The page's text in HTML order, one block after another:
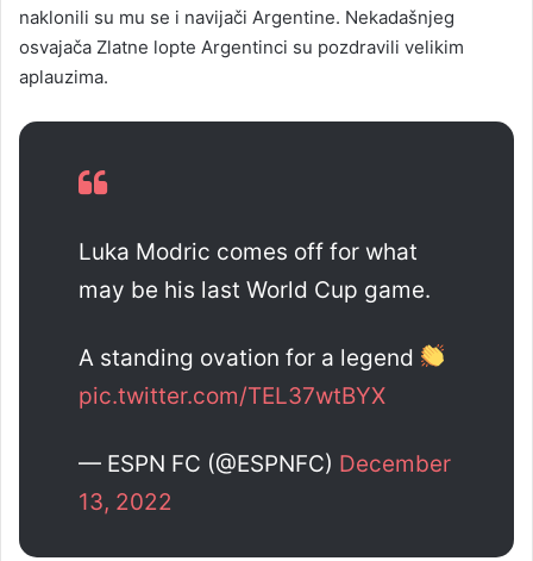
naklonili su mu se i navijači Argentine. Nekadašnjeg
osvajača Zlatne lopte Argentinci su pozdravili velikim
aplauzima.
Luka Modric comes off for what
may be his last World Cup game.
A standing ovation for a legend
pic.twitter.com/TEL37wtBYX
— ESPN FC (@ESPNFC) December
13, 2022